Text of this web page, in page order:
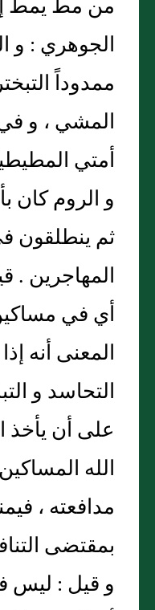
الجوهري : و
ممدوداً
المشي ، و
أمتي
و الروم كان
ثم ينطلقون
المهاجرين .
أي في
المعنى أنه
التحاسد و
على أن يأخذ
الله
مدافعته ،
بمقتضى
و قيل : ليس